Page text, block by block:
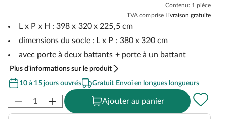
Contenu: 1 pièce
TVA comprise Livraison gratuite
L x P x H : 398 x 320 x 225,5 cm
dimensions du socle : L x P : 380 x 320 cm
avec porte à deux battants + porte à un battant
Plus d'informations sur le produit
10 à 15 jours ouvrés
Gratuit Envoi en longues longueurs
Ajouter au panier